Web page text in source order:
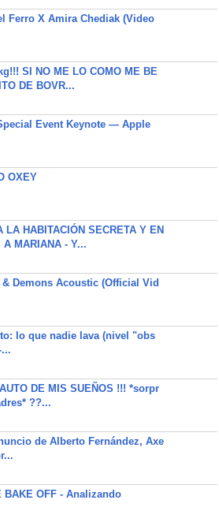
Ferro X Amira Chediak (Video
SI NO ME LO COMO ME BE
DE BOVR...
Event Keynote — Apple
OXEY
LA HABITACIÓN SECRETA Y EN
A MARIANA - Y...
Demons Acoustic (Official Vid
lo que nadie lava (nivel "obs
DE MIS SUEÑOS !!! *sorpr
??...
de Alberto Fernández, Axe
BAKE OFF - Analizando